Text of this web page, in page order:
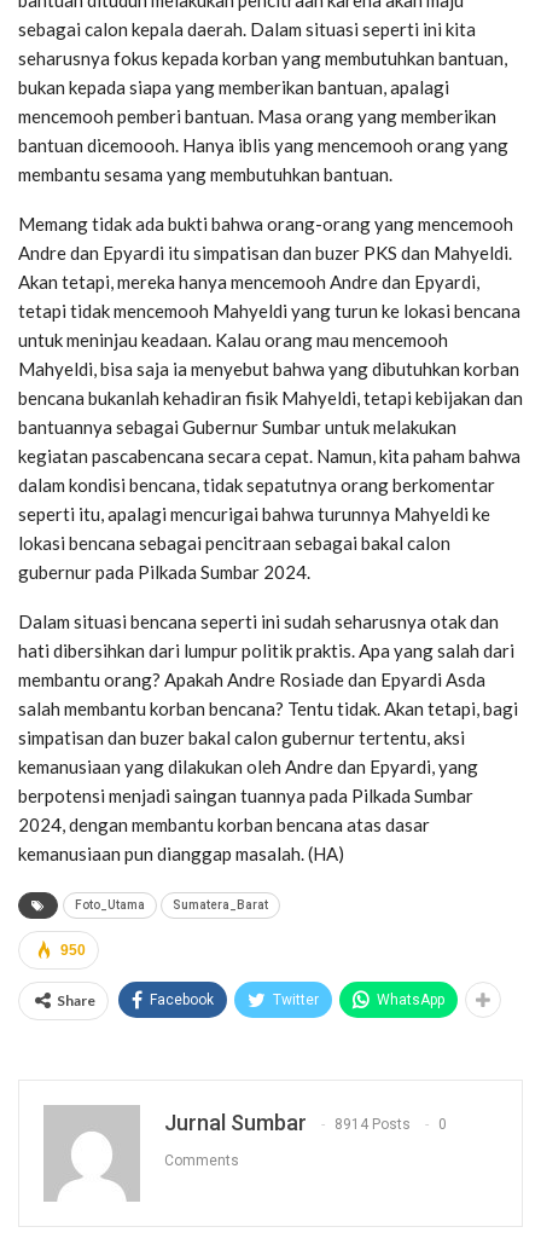
sebagai calon kepala daerah. Dalam situasi seperti ini kita
seharusnya fokus kepada korban yang membutuhkan bantuan,
bukan kepada siapa yang memberikan bantuan, apalagi
mencemooh pemberi bantuan. Masa orang yang memberikan
bantuan dicemoooh. Hanya iblis yang mencemooh orang yang
membantu sesama yang membutuhkan bantuan.
Memang tidak ada bukti bahwa orang-orang yang mencemooh
Andre dan Epyardi itu simpatisan dan buzer PKS dan Mahyeldi.
Akan tetapi, mereka hanya mencemooh Andre dan Epyardi,
tetapi tidak mencemooh Mahyeldi yang turun ke lokasi bencana
untuk meninjau keadaan. Kalau orang mau mencemooh
Mahyeldi, bisa saja ia menyebut bahwa yang dibutuhkan korban
bencana bukanlah kehadiran fisik Mahyeldi, tetapi kebijakan dan
bantuannya sebagai Gubernur Sumbar untuk melakukan
kegiatan pascabencana secara cepat. Namun, kita paham bahwa
dalam kondisi bencana, tidak sepatutnya orang berkomentar
seperti itu, apalagi mencurigai bahwa turunnya Mahyeldi ke
lokasi bencana sebagai pencitraan sebagai bakal calon
gubernur pada Pilkada Sumbar 2024.
Dalam situasi bencana seperti ini sudah seharusnya otak dan
hati dibersihkan dari lumpur politik praktis. Apa yang salah dari
membantu orang? Apakah Andre Rosiade dan Epyardi Asda
salah membantu korban bencana? Tentu tidak. Akan tetapi, bagi
simpatisan dan buzer bakal calon gubernur tertentu, aksi
kemanusiaan yang dilakukan oleh Andre dan Epyardi, yang
berpotensi menjadi saingan tuannya pada Pilkada Sumbar
2024, dengan membantu korban bencana atas dasar
kemanusiaan pun dianggap masalah. (HA)
Foto_Utama Sumatera_Barat
950
Share Facebook Twitter WhatsApp
Jurnal Sumbar 8914 Posts 0
Comments